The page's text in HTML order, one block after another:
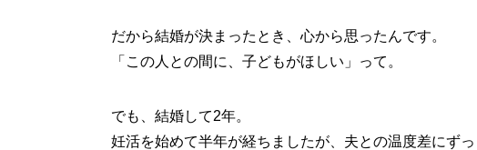
だから結婚が決まったとき、心から思ったんです。
「この人との間に、子どもがほしい」って。
でも、結婚して2年。
妊活を始めて半年が経ちましたが、夫との温度差にずっ